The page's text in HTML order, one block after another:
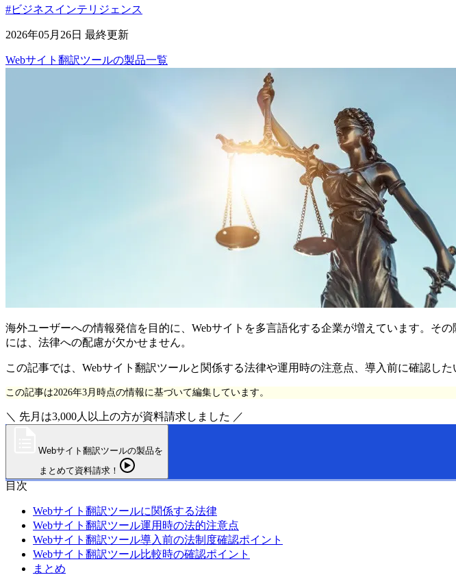
#ビジネスインテリジェンス
2026年05月26日 最終更新
Webサイト翻訳ツールの製品一覧
海外ユーザーへの情報発信を目的に、Webサイトを多言語化する企業が増えています。そ
には、法律への配慮が欠かせません。
この記事では、Webサイト翻訳ツールと関係する法律や運用時の注意点、導入前に確認し
この記事は2026年3月時点の情報に基づいて編集しています。
＼ 先月は3,000人以上の方が資料請求しました ／
Webサイト翻訳ツールの製品を
まとめて資料請求！
目次
Webサイト翻訳ツールに関係する法律
Webサイト翻訳ツール運用時の法的注意点
Webサイト翻訳ツール導入前の法制度確認ポイント
Webサイト翻訳ツール比較時の確認ポイント
まとめ